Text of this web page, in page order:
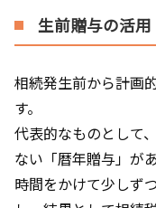
生前贈与の活用
相続発生前から計画
す。
代表的なものとして
ない「暦年贈与」が
時間をかけて少しず